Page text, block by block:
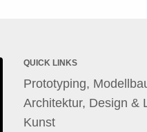
QUICK LINKS
Prototyping,
Architektur, Design &
Kunst